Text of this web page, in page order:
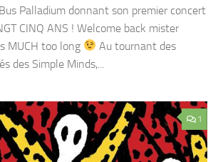
Palladium donnant son premier concert
CINQ ANS ! Welcome back mister
MUCH too long
Au tournant des
des Simple Minds,...
1